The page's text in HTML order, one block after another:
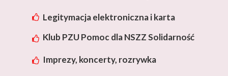
Legitymacja elektroniczna i karta
Klub PZU Pomoc dla NSZZ Solidarność
Imprezy, koncerty, rozrywka